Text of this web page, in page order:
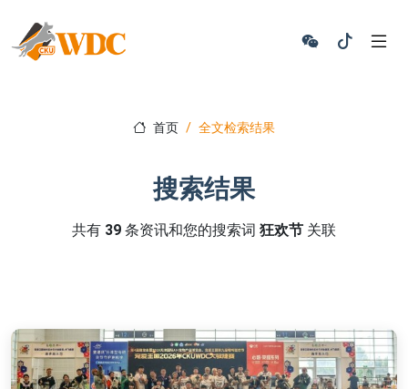
首页 全文检索结果
搜索结果
共有 39 条资讯和您的搜索词 狂欢节 关联